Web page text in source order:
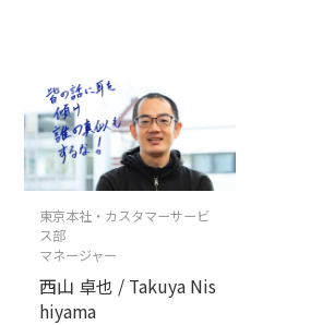
東京本社・カスタマーサービ
ス部
マネージャー
西山 卓也 / Takuya Nis
hiyama